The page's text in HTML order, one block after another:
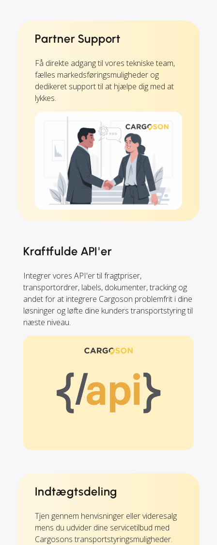
Partner Support
Få direkte adgang til vores tekniske team,
fælles markedsføringsmuligheder og
dedikeret support til at hjælpe dig med at
lykkes.
Kraftfulde API'er
Integrer vores API'er til fragtpriser,
transportordrer, labels, dokumenter, tracking og
andet for at integrere Cargoson problemfrit i dine
løsninger og løfte dine kunders transportstyring til
næste niveau.
Indtægtsdeling
Tjen gennem henvisninger eller videresalg
mens du udvider dine servicetilbud med
Cargosons transportstyringsmuligheder.